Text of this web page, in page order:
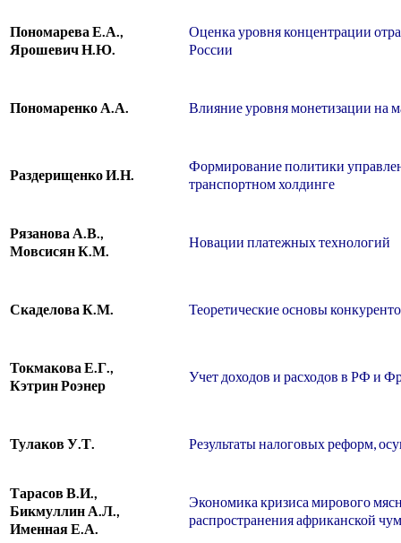
Пономарева Е.А.,
Ярошевич Н.Ю.
Оценка уровня концентрации
России
Пономаренко А.А. Влияние уровня монетизации на
Раздерищенко И.Н.
Формирование политики
транспортном холдинге
Рязанова А.В.,
Мовсисян К.М.
Новации платежных технологий
Скаделова К.М. Теоретические основы
Токмакова Е.Г.,
Кэтрин Роэнер
Учет доходов и расходов в РФ и
Тулаков У.Т. Результаты налоговых реформ,
Тарасов В.И.,
Бикмуллин А.Л.,
Именная Е.А.
Экономика кризиса мирового
распространения африканской